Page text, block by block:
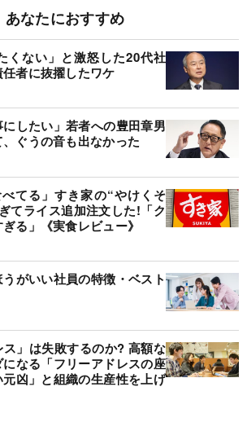
あなたにおすすめ
くない」と激怒した20代社
者に抜擢したワケ
にしたい」若者への豊田章男
ぐうの音も出なかった
べてる」すき家の“やけくそ
てライス追加注文した!「ク
る」《実食レビュー》
がいい社員の特徴・ベスト
」は失敗するのか? 高額な
なる「フリーアドレスの座
凶」と組織の生産性を上げ